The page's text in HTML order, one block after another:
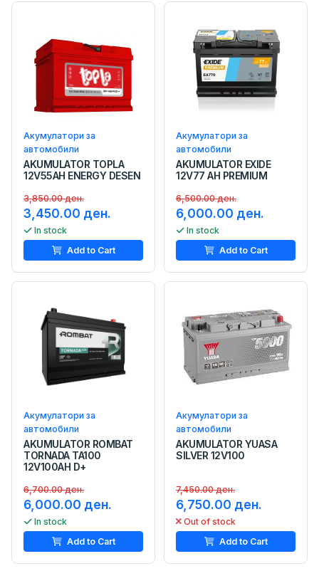
Акумулатори за
автомобили
AKUMULATOR TOPLA
12V55AH ENERGY DESEN
3,850.00 ден.
3,450.00 ден.
In stock
Add to Cart
Акумулатори за
автомобили
AKUMULATOR EXIDE
12V77 AH PREMIUM
6,500.00 ден.
6,000.00 ден.
In stock
Add to Cart
Акумулатори за
автомобили
AKUMULATOR ROMBAT
TORNADA TA100
12V100AH D+
6,700.00 ден.
6,000.00 ден.
In stock
Add to Cart
Акумулатори за
автомобили
AKUMULATOR YUASA
SILVER 12V100
7,450.00 ден.
6,750.00 ден.
Out of stock
Add to Cart